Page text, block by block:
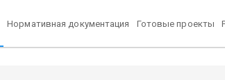
Нормативная документация Готовые проекты